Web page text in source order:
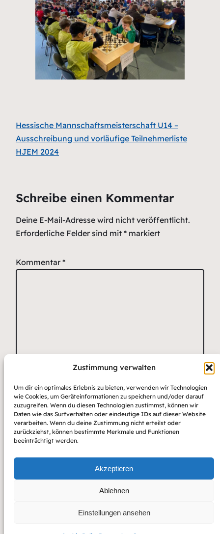
Zustimmung verwalten
Um dir ein optimales Erlebnis zu bieten, verwenden wir Technologien
wie Cookies, um Geräteinformationen zu speichern und/oder darauf
zuzugreifen. Wenn du diesen Technologien zustimmst, können wir
Daten wie das Surfverhalten oder eindeutige IDs auf dieser Website
verarbeiten. Wenn du deine Zustimmung nicht erteilst oder
zurückziehst, können bestimmte Merkmale und Funktionen
beeinträchtigt werden.
Akzeptieren
Ablehnen
Einstellungen ansehen
Hessische Mannschaftsmeisterschaft U14 –
Ausschreibung und vorläufige Teilnehmerliste
HJEM 2024
Schreibe einen Kommentar
Deine E-Mail-Adresse wird nicht veröffentlicht.
Erforderliche Felder sind mit * markiert
Kommentar *
Name
E-Mail-Adresse
*
Website